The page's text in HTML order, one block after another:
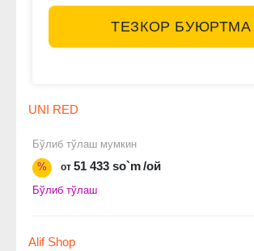
ТЕЗКОР БУЮРТМА
UNI RED
Бўлиб тўлаш мумкин
%
от 51 433 so`m/ой
Бўлиб тўлаш
Alif Shop